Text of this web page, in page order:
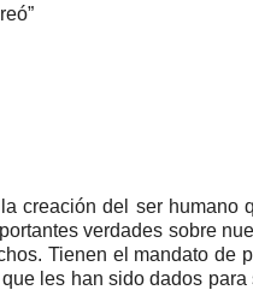
creación del ser humano
verdades sobre
Tienen el mandato de
les han sido dados